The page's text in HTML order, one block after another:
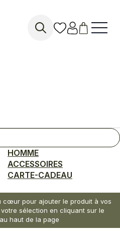
HOMME
ACCESSOIRES
CARTE-CADEAU
cœur pour ajouter le produit à vos
sélection en cliquant sur le
haut de la page